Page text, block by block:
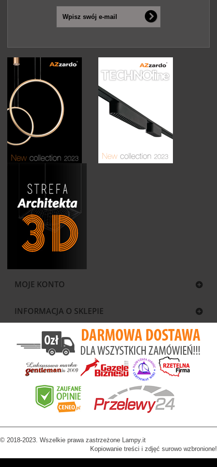
MOJE KONTO
INFORMACJA O SKLEPIE
© 2018-2023. Wszelkie prawa zastrzeżone Lampy.it
Kopiowanie treści i zdjęć surowo wzbronione!